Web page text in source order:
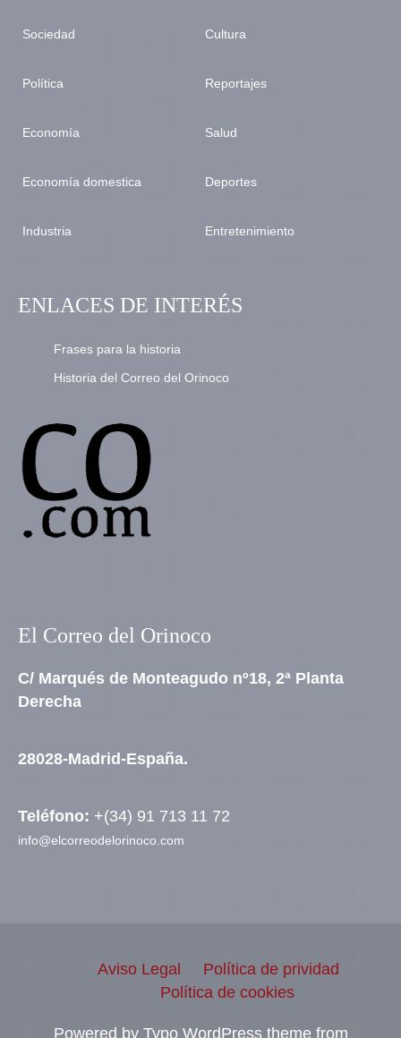
Sociedad
Política
Economía
Economía domestica
Industria
Cultura
Reportajes
Salud
Deportes
Entretenimiento
ENLACES DE INTERÉS
Frases para la historia
Historia del Correo del Orinoco
El Correo del Orinoco
C/ Marqués de Monteagudo nº18, 2ª Planta
Derecha
28028-Madrid-España.
Teléfono: +(34) 91 713 11 72
info@elcorreodelorinoco.com
Aviso Legal
Política de prividad
Política de cookies
Powered by Typo WordPress theme from